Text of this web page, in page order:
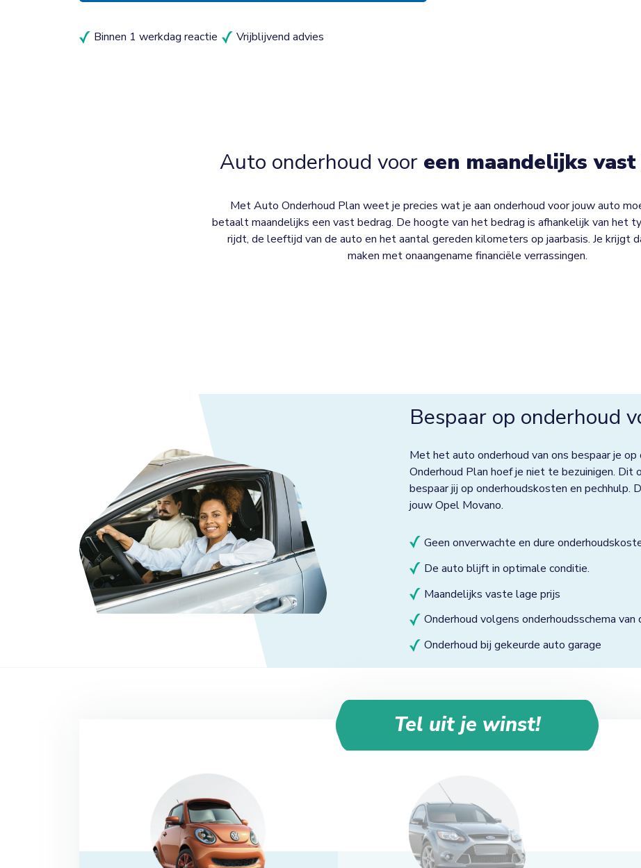
Binnen 1 werkdag reactie Vrijblijvend advies
Auto onderhoud voor een maandelijks
Met Auto Onderhoud Plan weet je precies wat je aan onderhoud voor jouw auto
betaalt maandelijks een vast bedrag. De hoogte van het bedrag is afhankelijk van het
rijdt, de leeftijd van de auto en het aantal gereden kilometers op jaarbasis. Je krijgt
maken met onaangename financiële verrassingen.
Bespaar op onderhoud
Met het auto onderhoud van ons bespaar je
Onderhoud Plan hoef je niet te bezuinigen.
bespaar jij op onderhoudskosten en
jouw Opel Movano.
Geen onverwachte en dure
De auto blijft in optimale conditie.
Maandelijks vaste lage prijs
Onderhoud volgens onderhoudsschema
Onderhoud bij gekeurde auto garage
Tel uit je winst!